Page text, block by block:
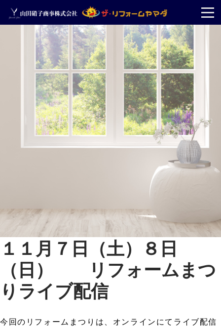
１１月７日（土）８日
（日） リフォームまつ
りライブ配信
今回のリフォームまつりは、オンラインにてライブ配信